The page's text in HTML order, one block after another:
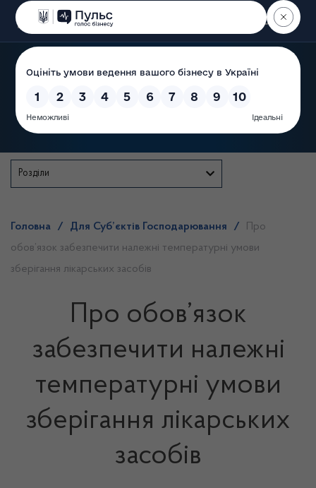
Пошук
Розділи
Головна / Для Суб’єктів Господарювання /
Про
обов’язок забезпечити належні температурні умови
зберігання лікарських засобів
Про обов’язок
забезпечити належні
температурні умови
зберігання лікарських
засобів